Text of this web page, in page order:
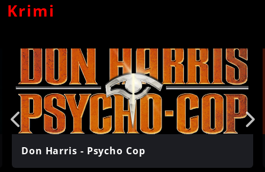
Krimi
Don Harris - Psycho Cop